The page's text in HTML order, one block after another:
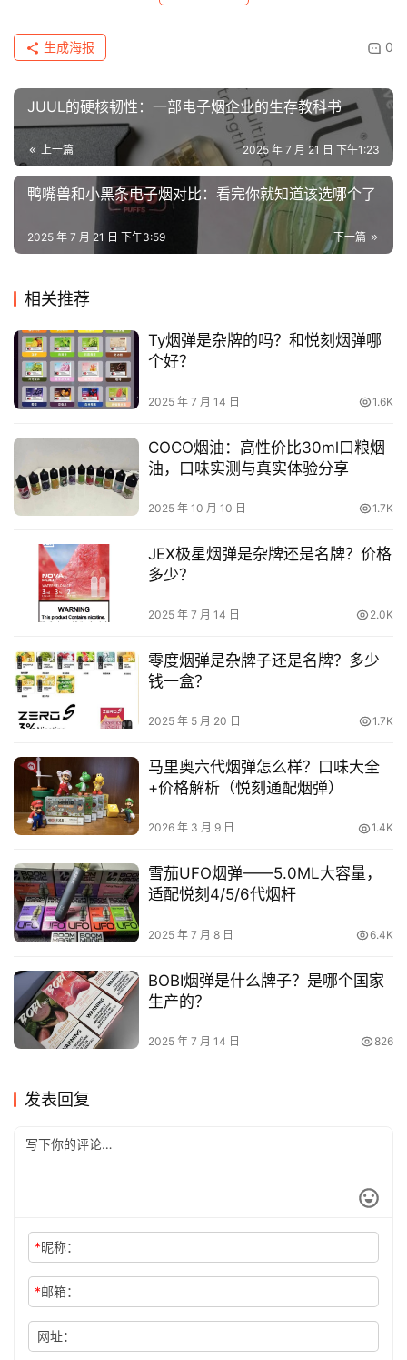
0
生成海报
JUUL的硬核韧性：一部电子烟企业的生存教科书
上一篇 2025 年 7 月 21 日 下午1:23
鸭嘴兽和小黑条电子烟对比：看完你就知道该选哪个了
下一篇
2025 年 7 月 21 日 下午3:59
相关推荐
Ty烟弹是杂牌的吗？和悦刻烟弹哪
个好？
2025 年 7 月 14 日 1.6K
COCO烟油：高性价比30ml口粮烟
油，口味实测与真实体验分享
2025 年 10 月 10 日 1.7K
JEX极星烟弹是杂牌还是名牌？价格
多少？
2025 年 7 月 14 日 2.0K
零度烟弹是杂牌子还是名牌？多少
钱一盒？
2025 年 5 月 20 日 1.7K
马里奥六代烟弹怎么样？口味大全
+价格解析（悦刻通配烟弹）
2026 年 3 月 9 日 1.4K
雪茄UFO烟弹——5.0ML大容量，
适配悦刻4/5/6代烟杆
2025 年 7 月 8 日 6.4K
BOBI烟弹是什么牌子？是哪个国家
生产的？
2025 年 7 月 14 日 826
发表回复
*昵称：
*邮箱：
网址：